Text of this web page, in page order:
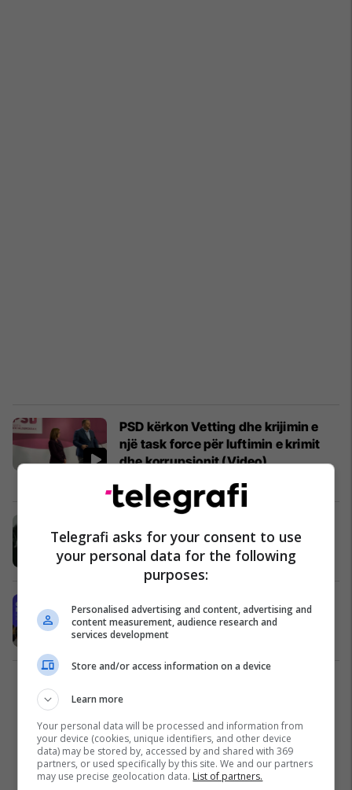
PSD kërkon Vetting dhe krijimin e
një task force për luftimin e krimit
dhe korrupsionit (Video)
që la në burg Fatos Nanon
Shqipëri 05/11/2018
Basha: Në Kuvend po legjitimohet
pastrimi i parave të pista
Shqipëri
Telegrafi asks for your consent to use
your personal data for the following
purposes:
Personalised advertising and content, advertising and
content measurement, audience research and
services development
Store and/or access information on a device
Learn more
Your personal data will be processed and information from
your device (cookies, unique identifiers, and other device
data) may be stored by, accessed by and shared with 369
partners, or used specifically by this site. We and our partners
may use precise geolocation data. List of partners.